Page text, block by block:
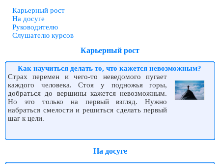
Карьерный рост
На досуге
Руководителю
Слушателю курсов
Карьерный рост
Как научиться делать то, что кажется невозможным?
Страх перемен и чего-то неведомого пугает
каждого человека. Стоя у подножья горы,
добраться до вершины кажется невозможным.
Но это только на первый взгляд. Нужно
набраться смелости и решиться сделать первый
шаг к цели.
На досуге